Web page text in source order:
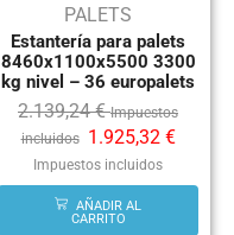
PALETS
Estantería para palets
8460x1100x5500 3300
kg nivel – 36 europalets
2.139,24€ Impuestos
incluidos
1.925,32 €
Impuestos incluidos
AÑADIR AL
CARRITO